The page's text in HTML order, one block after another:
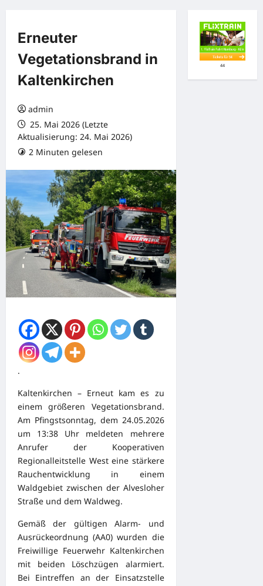
Erneuter
Vegetationsbrand in
Kaltenkirchen
admin
25. Mai 2026 (Letzte
Aktualisierung: 24. Mai 2026)
2 Minuten gelesen
.
Kaltenkirchen – Erneut kam es zu
einem größeren Vegetationsbrand.
Am Pfingstsonntag, dem 24.05.2026
um 13:38 Uhr meldeten mehrere
Anrufer der Kooperativen
Regionalleitstelle West eine stärkere
Rauchentwicklung in einem
Waldgebiet zwischen der Alvesloher
Straße und dem Waldweg.
Gemäß der gültigen Alarm- und
Ausrückeordnung (AA0) wurden die
Freiwillige Feuerwehr Kaltenkirchen
mit beiden Löschzügen alarmiert.
Bei Eintreffen an der Einsatzstelle
44